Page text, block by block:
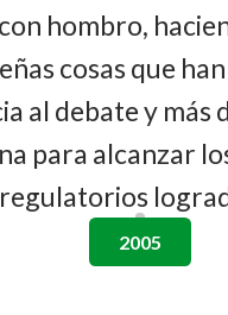
hombro,
cosas que
al debate y más
para alcanzar
2005